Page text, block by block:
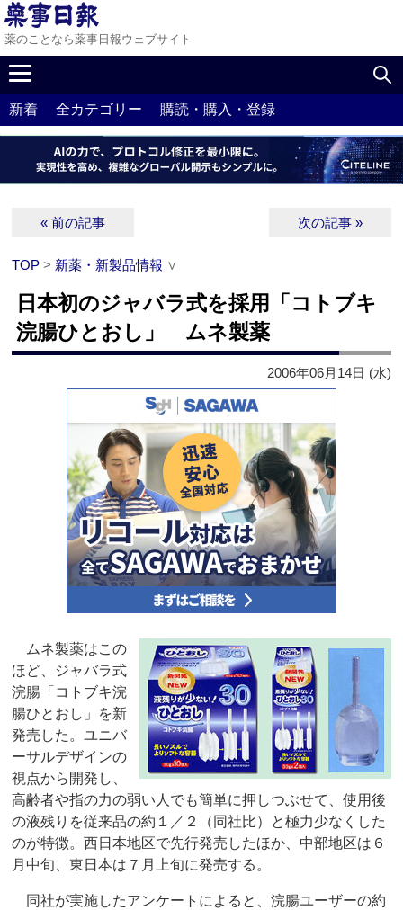
薬のことなら薬事日報ウェブサイト
新着 全カテゴリー 購読・購入・登録
« 前の記事 次の記事 »
TOP > 新薬・新製品情報 ∨
日本初のジャバラ式を採用「コトブキ
浣腸ひとおし」 ムネ製薬
2006年06月14日 (水)
ムネ製薬はこの
ほど、ジャバラ式
浣腸「コトブキ浣
腸ひとおし」を新
発売した。ユニバ
ーサルデザインの
視点から開発し、
高齢者や指の力の弱い人でも簡単に押しつぶせて、使用後
の液残りを従来品の約１／２（同社比）と極力少なくした
のが特徴。西日本地区で先行発売したほか、中部地区は６
月中旬、東日本は７月上旬に発売する。
同社が実施したアンケートによると、浣腸ユーザーの約